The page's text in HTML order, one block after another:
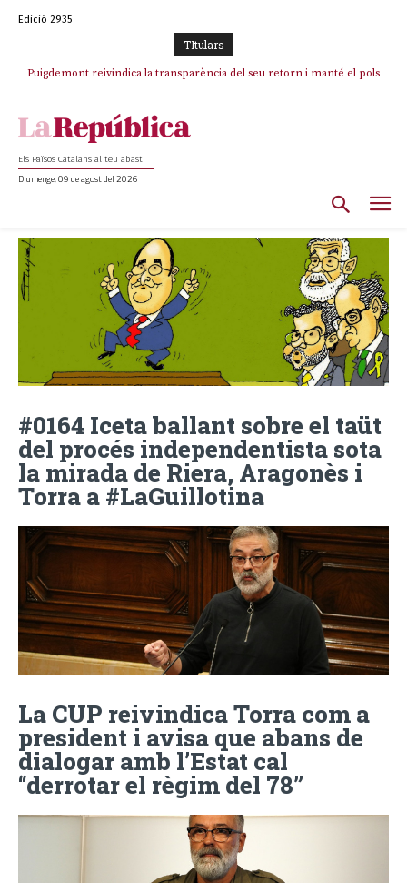
Edició 2935
TItulars
Puigdemont reivindica la transparència del seu retorn i manté el pols
Els Països Catalans al teu abast
Diumenge, 09 de agost del 2026
#0164 Iceta ballant sobre el taüt
del procés independentista sota
la mirada de Riera, Aragonès i
Torra a #LaGuillotina
La CUP reivindica Torra com a
president i avisa que abans de
dialogar amb l’Estat cal
“derrotar el règim del 78”